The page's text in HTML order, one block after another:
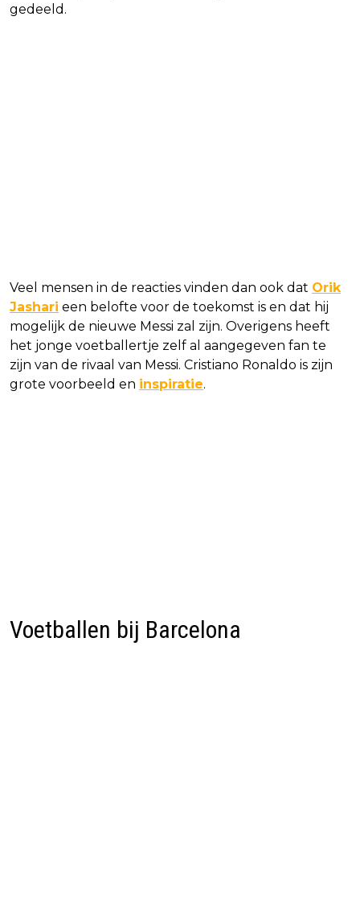
gedeeld.
Veel mensen in de reacties vinden dan ook dat Orik
Jashari een belofte voor de toekomst is en dat hij
mogelijk de nieuwe Messi zal zijn. Overigens heeft
het jonge voetballertje zelf al aangegeven fan te
zijn van de rivaal van Messi. Cristiano Ronaldo is zijn
grote voorbeeld en inspiratie.
Voetballen bij Barcelona